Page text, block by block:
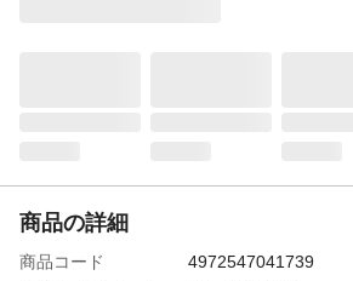
商品の詳細
商品コード
4972547041739